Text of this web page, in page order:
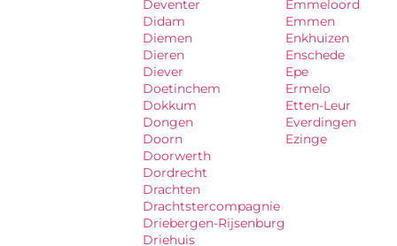
Deventer
Didam
Diemen
Dieren
Diever
Doetinchem
Dokkum
Dongen
Doorn
Doorwerth
Dordrecht
Drachten
Drachtstercompagnie
Driebergen-Rijsenburg
Driehuis
Emmeloord
Emmen
Enkhuizen
Enschede
Epe
Ermelo
Etten-Leur
Everdingen
Ezinge